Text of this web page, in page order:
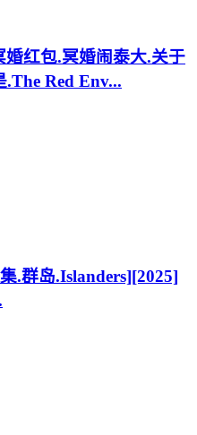
红包.冥婚闹泰大.关于
Red Env...
.群岛.Islanders][2025]